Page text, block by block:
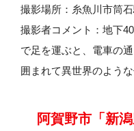
撮影場所：糸魚川市筒
撮影者コメント：地下
で足を運ぶと、電車の
囲まれて異世界のような
阿賀野市「新